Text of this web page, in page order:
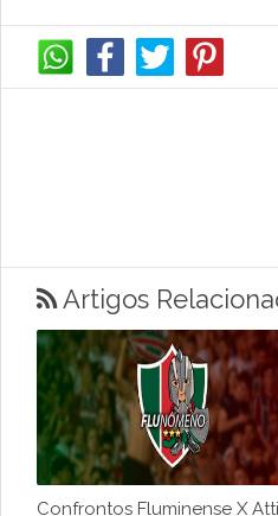
Artigos
Confrontos Fluminense X